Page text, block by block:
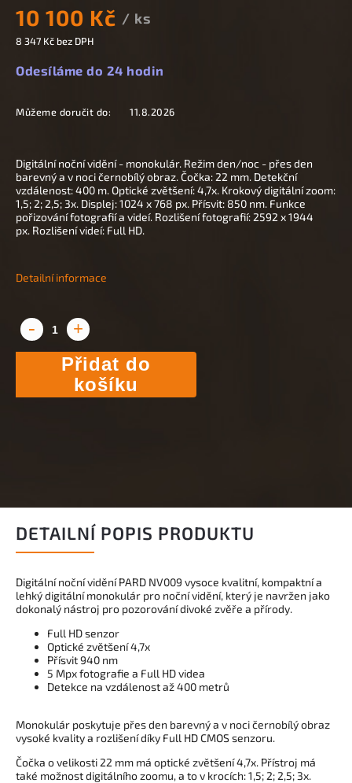
10 100 Kč / ks
8 347 Kč bez DPH
Odesíláme do 24 hodin
Můžeme doručit do: 11.8.2026
Přidat do
košíku
Digitální noční vidění - monokulár. Režim den/noc - přes den
barevný a v noci černobílý obraz. Čočka: 22 mm. Detekční
vzdálenost: 400 m. Optické zvětšení: 4,7x. Krokový digitální zoom:
1,5; 2; 2,5; 3x. Displej: 1024 x 768 px. Přísvit: 850 nm. Funkce
pořizování fotografií a videí. Rozlišení fotografií: 2592 x 1944
px. Rozlišení videí: Full HD.
Detailní informace
DETAILNÍ POPIS PRODUKTU
Digitální noční vidění PARD NV009 vysoce kvalitní, kompaktní a
lehký digitální monokulár pro noční vidění, který je navržen jako
dokonalý nástroj pro pozorování divoké zvěře a přírody.
Full HD senzor
Optické zvětšení 4,7x
Přísvit 940 nm
5 Mpx fotografie a Full HD videa
Detekce na vzdálenost až 400 metrů
Monokulár poskytuje přes den barevný a v noci černobílý obraz
vysoké kvality a rozlišení díky Full HD CMOS senzoru.
Čočka o velikosti 22 mm má optické zvětšení 4,7x. Přístroj má
také možnost digitálního zoomu, a to v krocích: 1,5; 2; 2,5; 3x.